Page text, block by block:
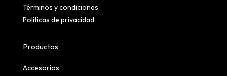
Términos y condiciones
Políticas de privacidad
Productos
Accesorios